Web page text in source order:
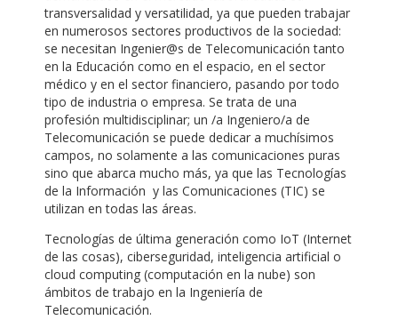
transversalidad y versatilidad, ya que pueden trabajar
en numerosos sectores productivos de la sociedad:
se necesitan Ingenier@s de Telecomunicación tanto
en la Educación como en el espacio, en el sector
médico y en el sector financiero, pasando por todo
tipo de industria o empresa. Se trata de una
profesión multidisciplinar; un /a Ingeniero/a de
Telecomunicación se puede dedicar a muchísimos
campos, no solamente a las comunicaciones puras
sino que abarca mucho más, ya que las Tecnologías
de la Información y las Comunicaciones (TIC) se
utilizan en todas las áreas.
Tecnologías de última generación como IoT (Internet
de las cosas), ciberseguridad, inteligencia artificial o
cloud computing (computación en la nube) son
ámbitos de trabajo en la Ingeniería de
Telecomunicación.